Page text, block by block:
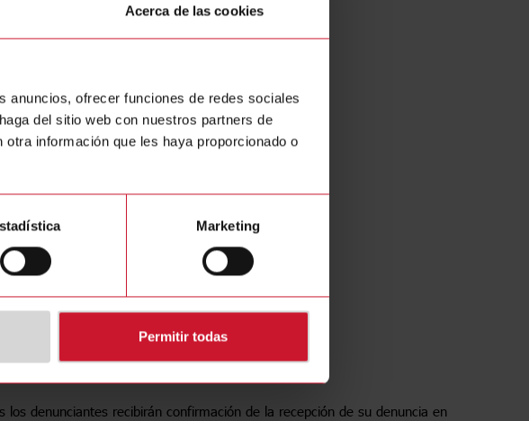
Acerca de las cookies
anuncios, ofrecer funciones de redes sociales
del sitio web con nuestros partners de
información que les haya proporcionado o
Marketing
Permitir todas
como por ejemplo, entre otros
los denunciantes recibirán confirmación de la recepción de su denuncia en